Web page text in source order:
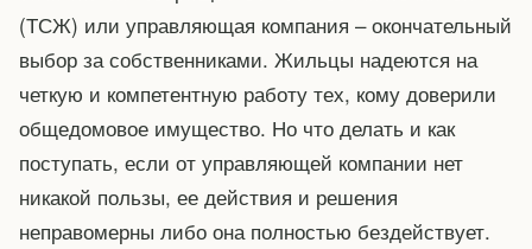
(ТСЖ) или управляющая компания – окончательный
выбор за собственниками. Жильцы надеются на
четкую и компетентную работу тех, кому доверили
общедомовое имущество. Но что делать и как
поступать, если от управляющей компании нет
никакой пользы, ее действия и решения
неправомерны либо она полностью бездействует.